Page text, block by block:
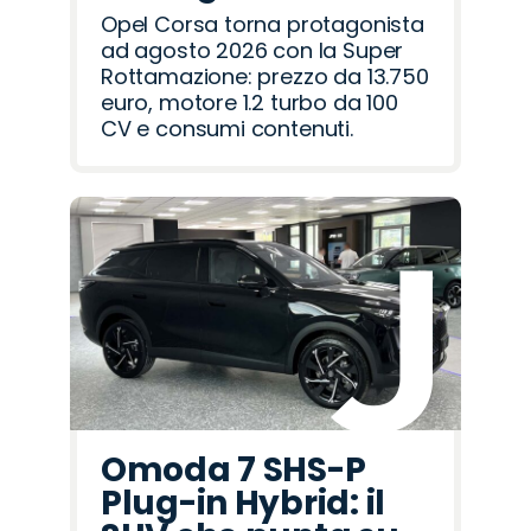
Opel Corsa torna protagonista
ad agosto 2026 con la Super
Rottamazione: prezzo da 13.750
euro, motore 1.2 turbo da 100
CV e consumi contenuti.
Omoda 7 SHS-P
Plug-in Hybrid: il